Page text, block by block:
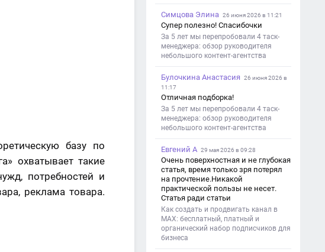
базу по
охватывает такие
потребностей и
реклама товара.
Симцова Элина 26 июня 2026 в 11:21
Супер полезно! Спасибочки
За 5 лет мы перепробовали 4 таск-
менеджера: обзор руководителя
небольшого контент-агентства
Булочкина Анастасия
26 июня 2026 в
11:17
Отличная подборка!
За 5 лет мы перепробовали 4 таск-
менеджера: обзор руководителя
небольшого контент-агентства
Евгений А 29 мая 2026 в 09:28
Очень поверхностная и не глубокая
статья, время только зря потерял
на прочтение.Никакой
практической пользы не несет.
Статья ради статьи
Как создать и продвигать канал в
MAX: бесплатный, платный и
органический набор подписчиков для
бизнеса